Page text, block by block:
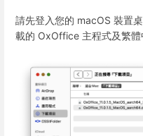
請先登入您的 macOS 裝置
載的 OxOffice 主程式及繁體